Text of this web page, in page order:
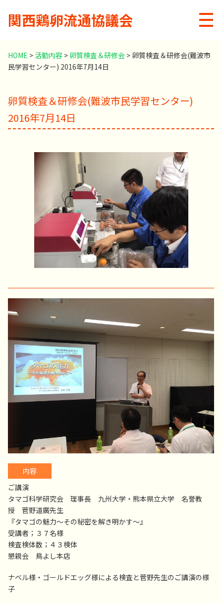
関西鶏卵流通協議会 メニ
HOME > 活動内容 > 卵質検査＆研修会 > 卵質検査＆研修会(難波市
民学習センター) 2016年7月14日
卵質検査＆研修会(難波市民学習センター)
2016年7月14日
内容
ご講演
タマゴ科学研究会 理事長 九州大学・熊本県立大学 名誉教
授 菅野道廣先生
『タマゴの魅力～その秘密を解き明かす～』
受講者；３７名様
検査検体数；４３検体
懇親会 鳥よし本店
ナベル様・ゴールドエッグ様による検査と菅野先生のご講演の様
子